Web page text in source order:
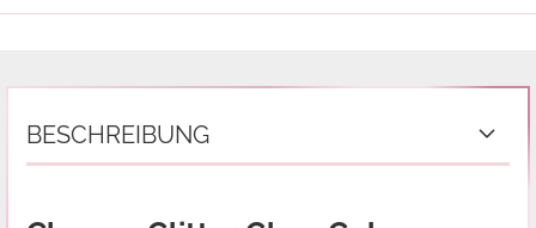
BESCHREIBUNG